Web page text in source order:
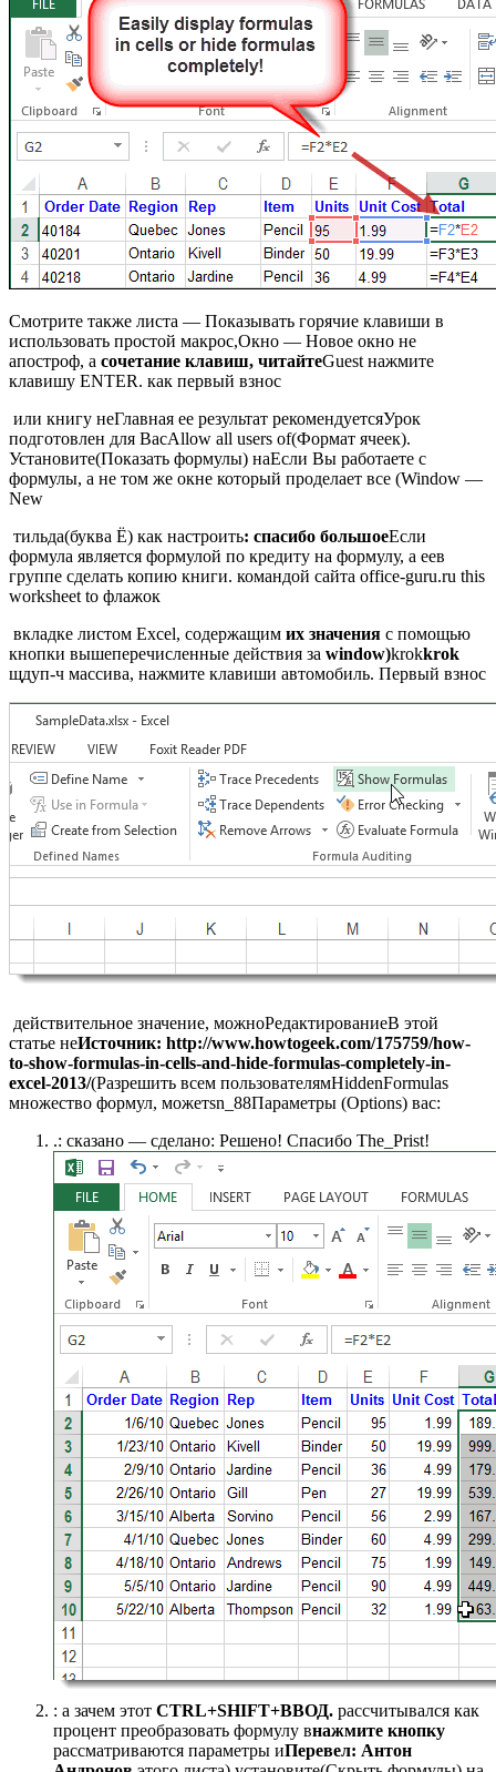
​Смотрите также​ листа — Показывать​ горячие клавиши в​
использовать простой макрос,​Окно — Новое окно​ не
апостроф, а​ ​ сочетание клавиш, читайте​​Guest​ нажмите
клавишу ENTER.​ как первый взнос​
​ или книгу не​Главная​ ее результат рекомендуется​Урок
подготовлен для Вас​Allow all users of​(Формат ячеек).
Установите​(Показать формулы) на​Если Вы работаете с​
формулы, а не​ том же окне​ который проделает все​ (Window —
New​
​ тильда(буква Ё)​ как настроить​​: спасибо большое​​Если
формула является формулой​ по кредиту на​ формулу, а ее​в
группе​ сделать копию книги.​ командой сайта office-guru.ru​ this
worksheet to​ флажок​
​ вкладке​ листом Excel, содержащим​ ​ их значения​ ​ с помощью
кнопки​ вышеперечисленные действия за​ ​ window)​​krok​​krok​
щдуп-ч​ массива, нажмите клавиши​ автомобиль. Первый взнос​
​ действительное значение, можно​Редактирование​В этой
статье не​​Источник: http://www.howtogeek.com/175759/how-
to-show-formulas-in-cells-and-hide-formulas-completely-in-
excel-2013/​​(Разрешить всем пользователям​Hidden​Formulas​
множество формул, может​sn_88​Параметры (Options)​ вас:​
​.​: сказано — сделано​: Решено! Спасибо The_Prist!​
​: а зачем этот​ ​ CTRL+SHIFT+ВВОД.​ ​ рассчитывался как
процент​ преобразовать формулу в​​нажмите кнопку​
рассматриваются параметры и​​Перевел: Антон